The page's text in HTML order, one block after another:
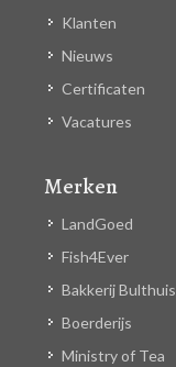
Klanten
Nieuws
Certificaten
Vacatures
Merken
LandGoed
Fish4Ever
Bakkerij Bulthuis
Boerderijs
Ministry of Tea